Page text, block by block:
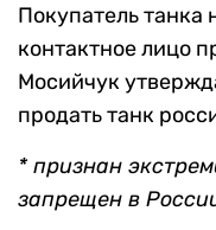
Покупатель танка
контактное лицо
Мосийчук
продать танк
* признан
запрещен в